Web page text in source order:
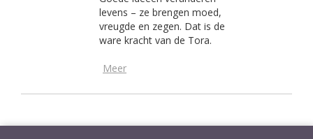
levens – ze brengen moed,
vreugde en zegen. Dat is de
ware kracht van de Tora.
Meer